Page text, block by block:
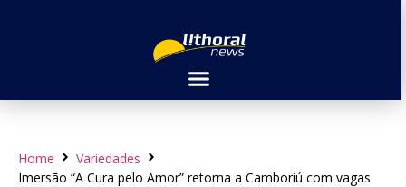
Home
Variedades
Imersão “A Cura pelo Amor” retorna a Camboriú com vagas